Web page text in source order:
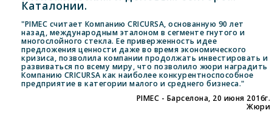
Каталонии.
"PIMEC считает Компанию CRICURSA, основанную 90 лет
назад, международным эталоном в сегменте гнутого и
многослойного стекла. Ее приверженность идее
предложения ценности даже во время экономического
кризиса, позволила компании продолжать инвестировать и
развиваться по всему миру, что позволило жюри наградить
Компанию CRICURSA как наиболее конкурентноспособное
предприятие в категории малого и среднего бизнеса."
PIMEC - Барселона, 20 июня 2016г.
Жюри